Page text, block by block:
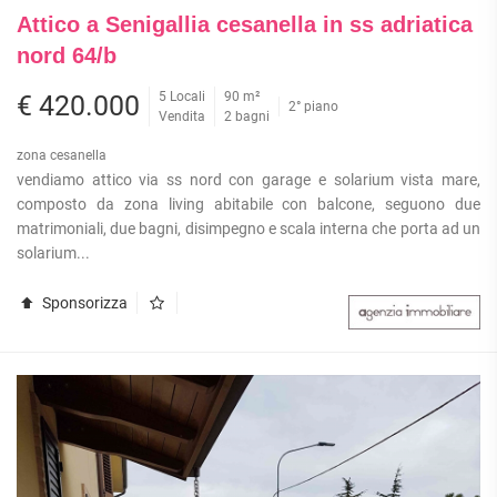
Attico a Senigallia cesanella in ss adriatica
nord 64/b
€ 420.000
5 Locali
Vendita
90 m²
2 bagni
2° piano
zona cesanella
vendiamo attico via ss nord con garage e solarium vista mare,
composto da zona living abitabile con balcone, seguono due
matrimoniali, due bagni, disimpegno e scala interna che porta ad un
solarium...
Sponsorizza